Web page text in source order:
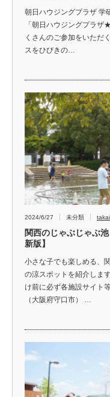
朝日ハウジングプラザ 学
「朝日ハウジングプラ
くさんのご参加をいただ
スをひびきの…
2024/6/27 未分類
関西のじゃぶじゃぶ
新版】
小さな子でも楽しめる、
の涼スポットを紹介しま
け前に必ず各施設サイト
（大阪府守口市） …